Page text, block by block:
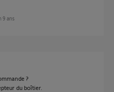
9 ans
?
du boîtier.